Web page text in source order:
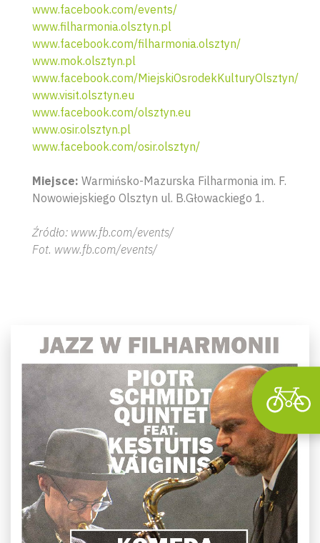
www.facebook.com/events/
www.filharmonia.olsztyn.pl
www.facebook.com/filharmonia.olsztyn/
www.mok.olsztyn.pl
www.facebook.com/MiejskiOsrodekKulturyOlsztyn/
www.visit.olsztyn.eu
www.facebook.com/olsztyn.eu
www.osir.olsztyn.pl
www.facebook.com/osir.olsztyn/
Miejsce: Warmińsko-Mazurska Filharmonia im. F.
Nowowiejskiego Olsztyn ul. B.Głowackiego 1.
Źródło: www.fb.com/events/
Fot. www.fb.com/events/